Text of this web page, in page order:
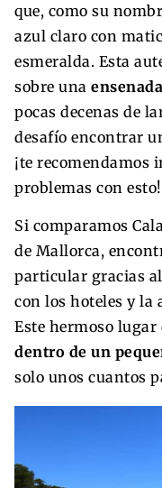
que, como su
azul claro con
esmeralda. Esta
sobre una
pocas decenas de
desafío encontrar
¡te recomendamos
problemas con esto!
Si comparamos
de Mallorca,
particular gracias
con los hoteles y la
Este hermoso
dentro de un
solo unos cuantos